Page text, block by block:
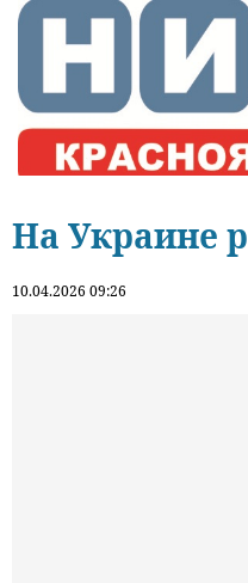
На Украине
10.04.2026 09:26